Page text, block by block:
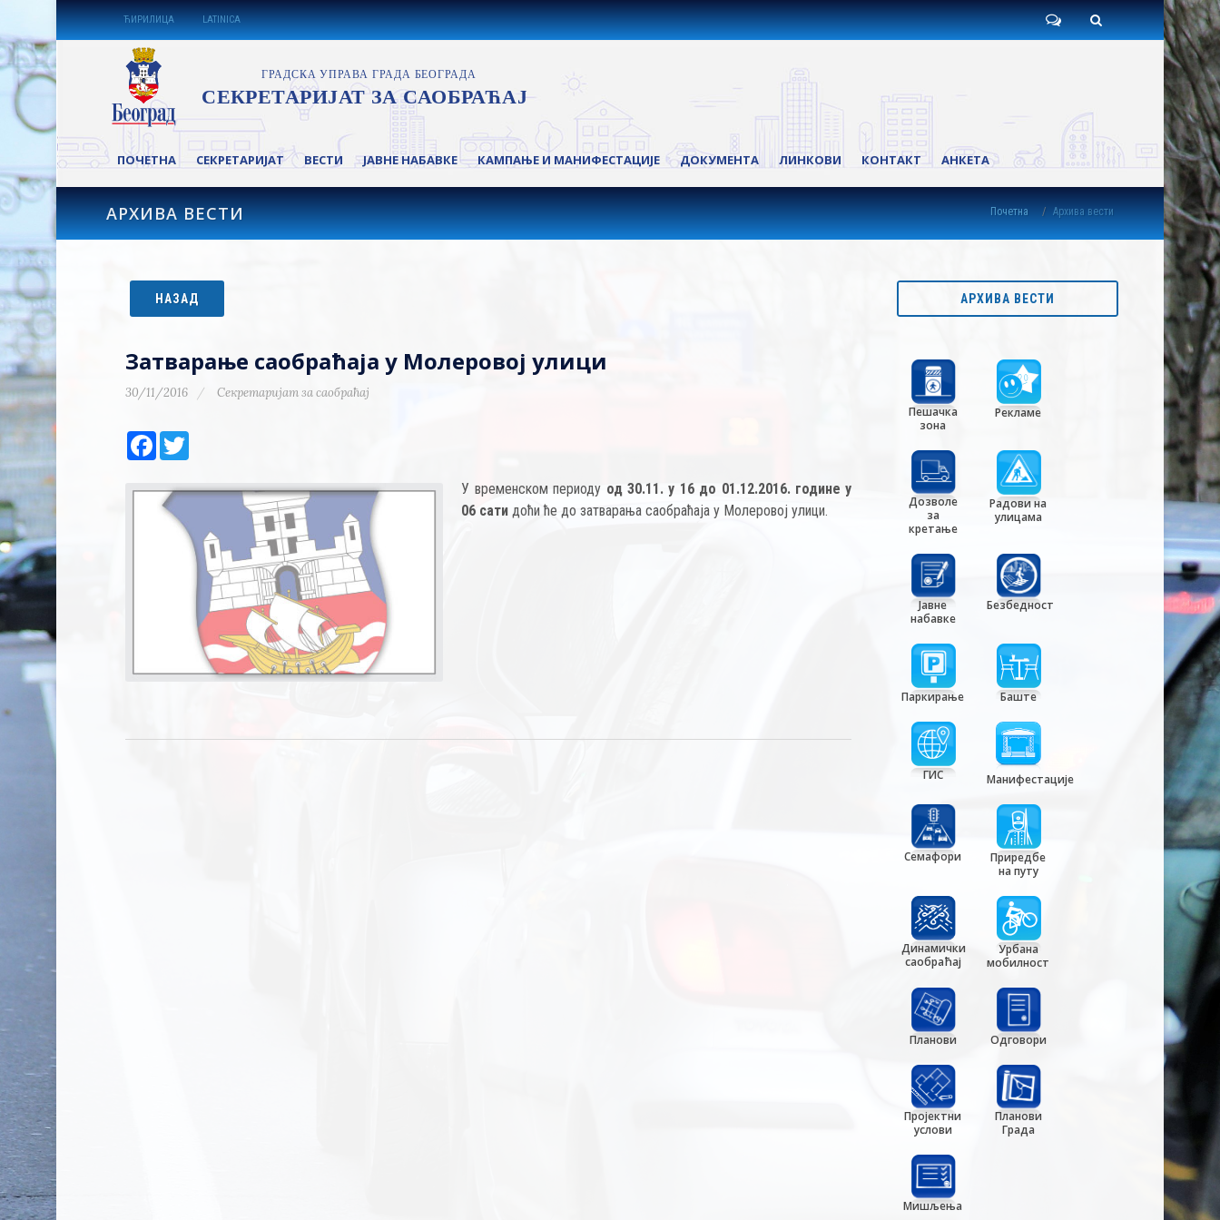
ЋИРИЛИЦА LATINICA
ПОЧЕТНА СЕКРЕТАРИЈАТ ВЕСТИ ЈАВНЕ НАБАВКЕ КАМПАЊЕ И МАНИФЕСТАЦИЈЕ ДОКУМЕНТА ЛИНКОВИ КОНТАКТ АНКЕТА
АРХИВА ВЕСТИ Почетна Архива вести
НАЗАД
Затварање саобраћаја у Молеровој улици
30/11/2016 Секретаријат за саобраћај
Facebook
У временском периоду од 30.11. у 16 до 01.12.2016. године у
06 сати доћи ће до затварања саобраћаја у Молеровој улици.
АРХИВА ВЕСТИ
Пешачка
зона
Рекламе
Дозволе
за
кретање
Радови на
улицама
Јавне
набавке
Безбедност
Паркирање Баште
ГИС Манифестације
Семафори
Приредбе
на путу
Динамички
саобраћај
Урбана
мобилност
Планови Одговори
Пројектни
услови
Планови
Града
Мишљења